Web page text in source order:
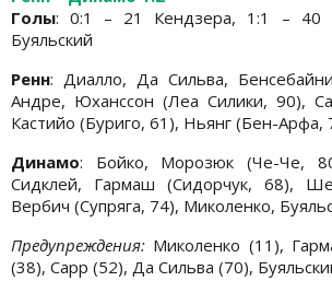
Голы: 0:1 – 21 Кендзера, 1:1 – 40
Буяльский
Ренн: Диалло, Да Сильва,
Андре, Юханссон (Леа Силики, 90),
Кастийо (Буриго, 61), Ньянг (Бен-Арфа,
Динамо: Бойко, Морозюк (Че-Че,
Сидклей, Гармаш (Сидорчук, 68),
Вербич (Супряга, 74), Миколенко,
Предупреждения: Миколенко (11),
(38), Сарр (52), Да Сильва (70),